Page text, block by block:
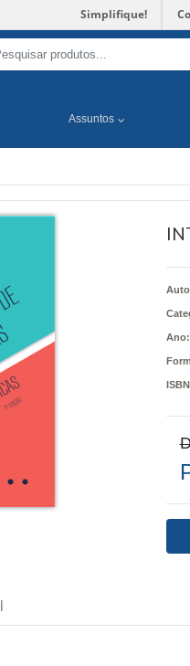
Simplifique!
Assuntos
Ano: